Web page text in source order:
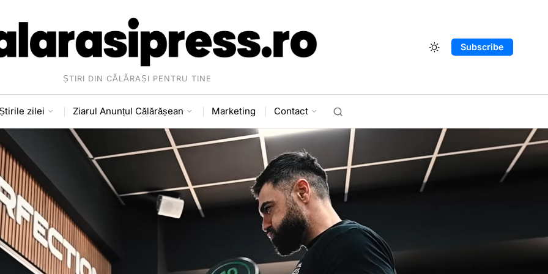
ȘTIRI DIN CĂLĂRAȘI PENTRU TINE
Subscribe
zilei Ziarul Anunțul Călărășean Marketing Contact